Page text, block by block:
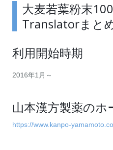
大麦若葉粉末
Translatorまと
利用開始時期
2016年1月～
山本漢方製薬のホ
https://www.kanpo-